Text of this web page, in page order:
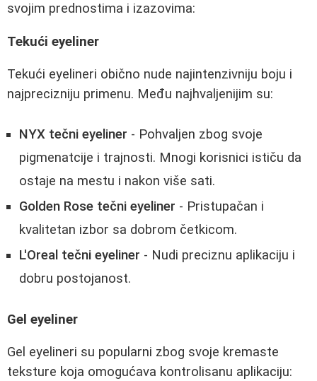
svojim prednostima i izazovima:
Tekući eyeliner
Tekući eyelineri obično nude najintenzivniju boju i
najprecizniju primenu. Među najhvaljenijim su:
NYX tečni eyeliner - Pohvaljen zbog svoje
pigmenatcije i trajnosti. Mnogi korisnici ističu da
ostaje na mestu i nakon više sati.
Golden Rose tečni eyeliner - Pristupačan i
kvalitetan izbor sa dobrom četkicom.
L'Oreal tečni eyeliner - Nudi preciznu aplikaciju i
dobru postojanost.
Gel eyeliner
Gel eyelineri su popularni zbog svoje kremaste
teksture koja omogućava kontrolisanu aplikaciju: